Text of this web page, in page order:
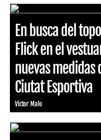
En busca del
Flick en el
nuevas medidas
Ciutat Esportiva
Víctor Malo